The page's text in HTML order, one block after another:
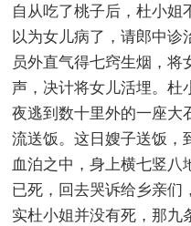
自从吃了桃子后，杜小姐
以为女儿病了，请郎中诊
员外直气得七窍生烟，将
声，决计将女儿活埋。杜
夜逃到数十里外的一座大
流送饭。这日嫂子送饭，
血泊之中，身上横七竖八
已死，回去哭诉给乡亲们
实杜小姐并没有死，那九